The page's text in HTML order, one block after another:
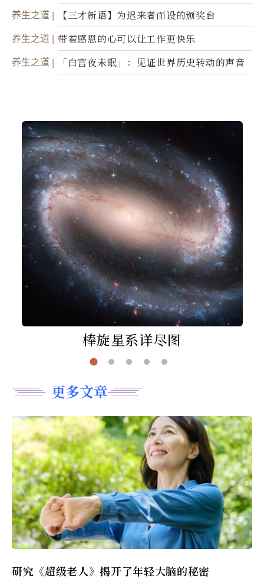
光，带你滑向自己
养生之道 【三才新语】为迟来者而设的颁奖台
养生之道 带着感恩的心可以让工作更快乐
养生之道 「白宫夜未眠」：见证世界历史转动的声音
棒旋星系详尽图
更多文章
研究《超级老人》揭开了年轻大脑的秘密